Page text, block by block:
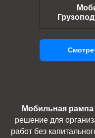
Мобильная рампа
решение для
работ без